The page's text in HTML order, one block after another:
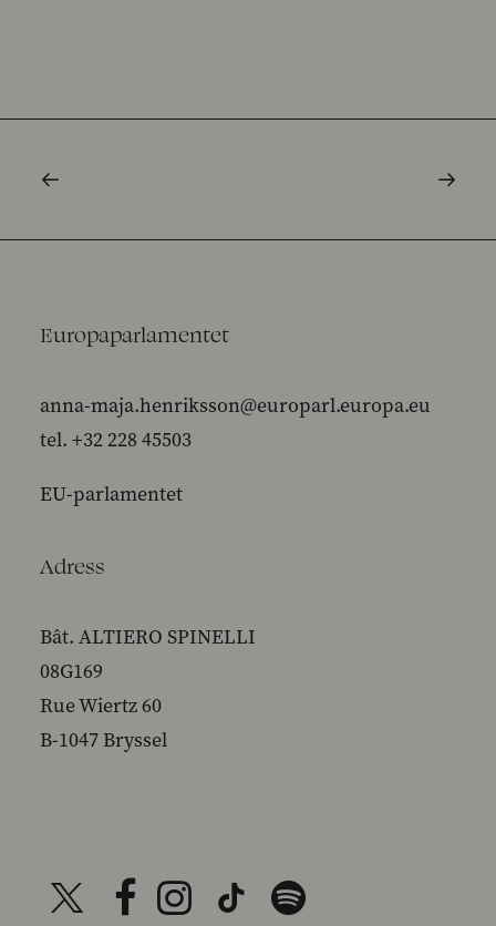
Europaparlamentet
anna-maja.henriksson@europarl.europa.eu
tel. +32 228 45503
EU-parlamentet
Adress
Bât. ALTIERO SPINELLI
08G169
Rue Wiertz 60
B-1047 Bryssel